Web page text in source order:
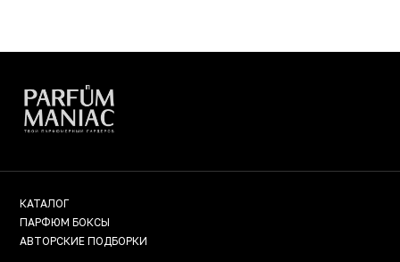
КАТАЛОГ
ПАРФЮМ БОКСЫ
АВТОРСКИЕ ПОДБОРКИ